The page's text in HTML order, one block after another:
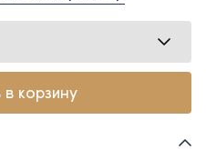
корзину